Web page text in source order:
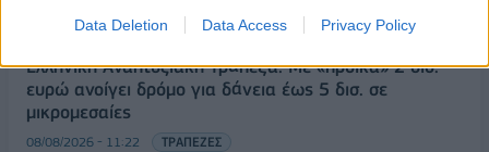
Data Deletion Data Access Privacy Policy
08/08/2026 - 11:48 ΥΓΕΙΑ
Ελληνική Αναπτυξιακή Τράπεζα: Με «προίκα» 2 δισ.
ευρώ ανοίγει δρόμο για δάνεια έως 5 δισ. σε
μικρομεσαίες
08/08/2026 - 11:22 ΤΡΑΠΕΖΕΣ